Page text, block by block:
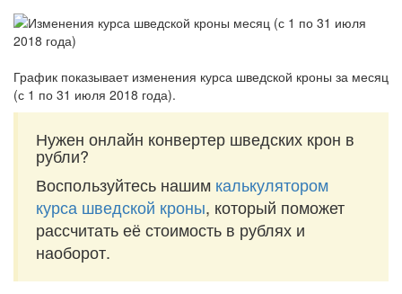
График показывает изменения курса шведской кроны за месяц
(с 1 по 31 июля 2018 года).
Нужен онлайн конвертер шведских крон в
рубли?
Воспользуйтесь нашим калькулятором
курса шведской кроны, который поможет
рассчитать её стоимость в рублях и
наоборот.